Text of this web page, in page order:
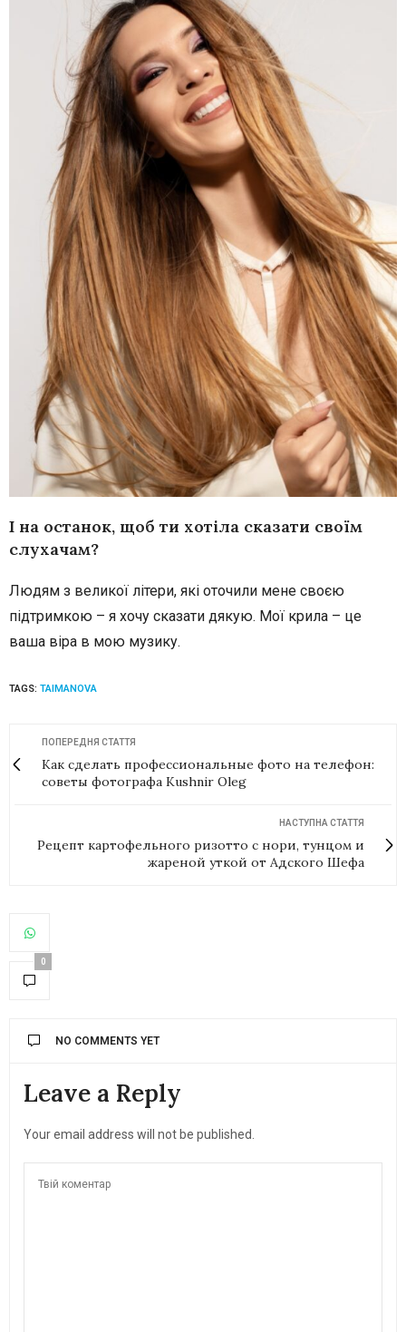
І на останок, щоб ти хотіла сказати своїм
слухачам?
Людям з великої літери, які оточили мене своєю
підтримкою – я хочу сказати дякую. Мої крила – це
ваша віра в мою музику.
TAGS: TAIMANOVA
ПОПЕРЕДНЯ СТАТТЯ
Как сделать профессиональные фото на телефон:
советы фотографа Kushnir Oleg
НАСТУПНА СТАТТЯ
Рецепт картофельного ризотто с нори, тунцом и
жареной уткой от Адского Шефа
0
NO COMMENTS YET
Leave a Reply
Your email address will not be published.